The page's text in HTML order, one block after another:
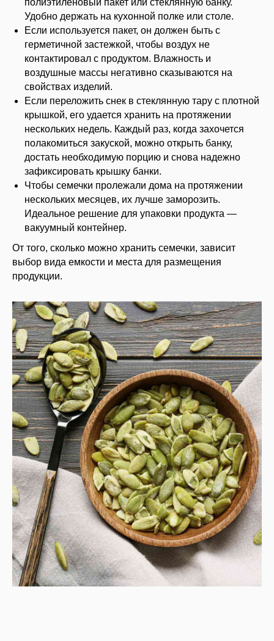
полиэтиленовый пакет или стеклянную банку.
Удобно держать на кухонной полке или столе.
Если используется пакет, он должен быть с
герметичной застежкой, чтобы воздух не
контактировал с продуктом. Влажность и
воздушные массы негативно сказываются на
свойствах изделий.
Если переложить снек в стеклянную тару с плотной
крышкой, его удается хранить на протяжении
нескольких недель. Каждый раз, когда захочется
полакомиться закуской, можно открыть банку,
достать необходимую порцию и снова надежно
зафиксировать крышку банки.
Чтобы семечки пролежали дома на протяжении
нескольких месяцев, их лучше заморозить.
Идеальное решение для упаковки продукта —
вакуумный контейнер.
От того, сколько можно хранить семечки, зависит
выбор вида емкости и места для размещения
продукции.